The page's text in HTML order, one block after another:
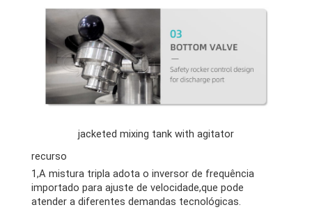
jacketed mixing tank with agitator
recurso
1,A mistura tripla adota o inversor de frequência
importado para ajuste de velocidade,que pode
atender a diferentes demandas tecnológicas.